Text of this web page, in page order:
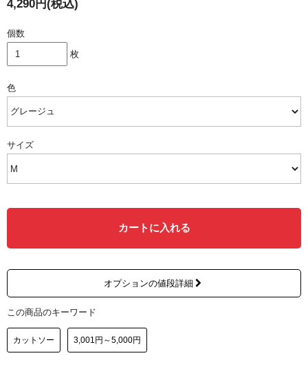
4,290円(税込)
個数
枚
色
サイズ
カートに入れる
オプションの値段詳細
この商品のキーワード
カットソー 3,001円～5,000円